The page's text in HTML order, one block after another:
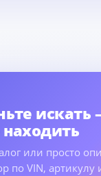
искать
или просто
по VIN, артикулу